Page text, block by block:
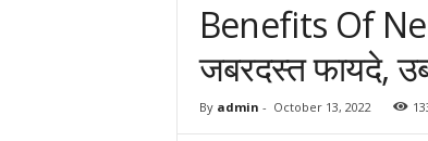
Benefits Of
जबरदस्त फायदे,
By admin - October 13, 2022